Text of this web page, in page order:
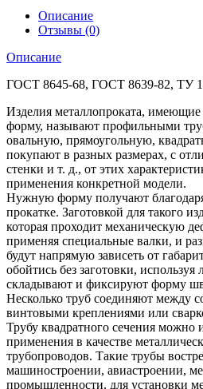
Описание
Отзывы (0)
Описание
ГОСТ 8645-68, ГОСТ 8639-82, ТУ
Изделия металлопроката,
форму, называют профильными
овальную, прямоугольную,
покупают в разных размерах, с
стенки и т. д., от этих
применения конкретной модели.
Нужную форму получают
прокатке. Заготовкой для такого
которая проходит механическую
применяя специальные валки, и
будут напрямую зависеть от
обойтись без заготовки, используя
складывают и фиксируют форму
Несколько труб соединяют между
винтовыми креплениями или
Трубу квадратного сечения можно
применения в качестве
трубопроводов. Такие трубы
машиностроении, авиастроении,
промышленности, для установки